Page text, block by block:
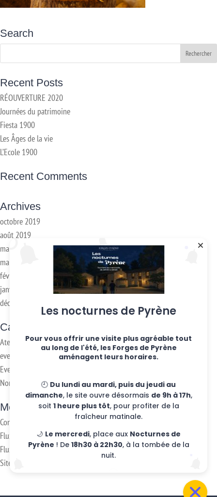
Search
Recent Posts
RÉOUVERTURE 2020
Journées du patrimoine
Fiesta 1900
Les Âges de la vie
L’Ecole 1900
Recent Comments
Archives
octobre 2019
août 2019
mai 2019
mars 2018
février 2018
janvier 2017
décembre 2016
Categories
Ateliers hebdo
evenements
Eventos
Non classifié(e)
Meta
Connexion
Flux des publications
Flux des commentaires
Site de WordPress-FR
Les nocturnes de Pyrène
Pour vous offrir une visite plus agréable tout
au long de l'été, les Forges de Pyrène
aménagent leurs horaires.
🕘 Du lundi au mardi, puis du jeudi au
dimanche, le site ouvre désormais de 9h à 17h,
soit 1 heure plus tôt, pour profiter de la
fraîcheur matinale.
🌙 Le mercredi, place aux Nocturnes de
Pyrène ! De 18h30 à 22h30, à la tombée de la
nuit.